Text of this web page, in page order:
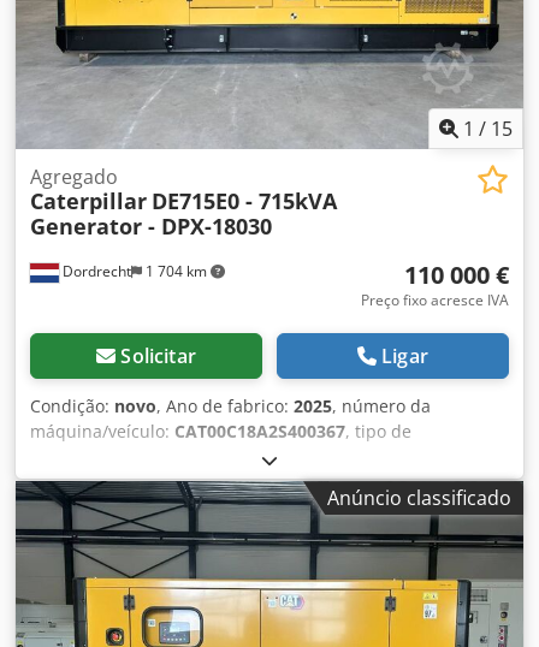
1 / 15
Dordrecht 1 704 km
Agregado
Caterpillar DE715E0 - 715kVA
Generator - DPX-18030
110 000 €
Preço fixo acresce IVA
Solicitar Ligar
Condição: novo, Ano de fabrico: 2025, número da
máquina/veículo: CAT00C18A2S400367, tipo de
, fabricante de motores:
C18, Finalidade: Construção civil Peso vazio: 5.952 kg
Potência do gerador: 715 kVA Dimensões do
compartimento de carga: 532 x 192 x 229 cm Certificação
CE: sim Volume do tanque de água: 1.082 l Entre em
contato com a equipe DPX para mais informações. =
Outras opções e acessórios = - Bateria Dsdpjy Ttpfofx Am
Tswa - Painel de controle - Teto de aço - Tanque
Anúncio classificado